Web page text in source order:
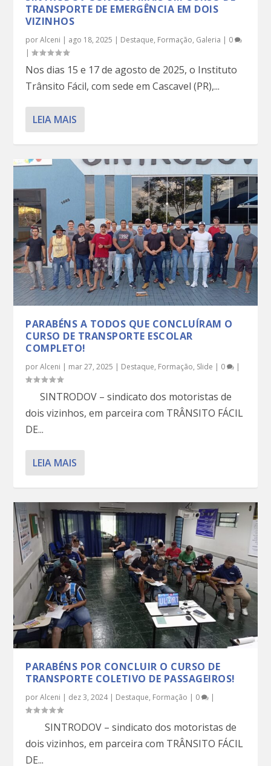
TRANSPORTE DE EMERGÊNCIA EM DOIS
VIZINHOS
porAlceni | ago 18, 2025 | Destaque, Formação, Galeria | 0
|
Nos dias 15 e 17 de agosto de 2025, o Instituto
Trânsito Fácil, com sede em Cascavel (PR),...
LEIA MAIS
PARABÉNS A TODOS QUE CONCLUÍRAM O
CURSO DE TRANSPORTE ESCOLAR
COMPLETO!
porAlceni | mar 27, 2025 | Destaque, Formação, Slide | 0 |
SINTRODOV – sindicato dos motoristas de
dois vizinhos, em parceira com TRÂNSITO FÁCIL
DE...
LEIA MAIS
PARABÉNS POR CONCLUIR O CURSO DE
TRANSPORTE COLETIVO DE PASSAGEIROS!
porAlceni | dez 3, 2024| Destaque, Formação | 0 |
SINTRODOV – sindicato dos motoristas de
dois vizinhos, em parceira com TRÂNSITO FÁCIL
DE...